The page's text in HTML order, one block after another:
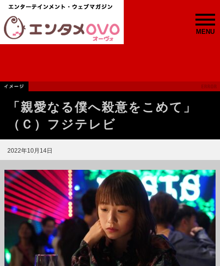
MENU
「親愛なる僕へ殺意をこめて」
（Ｃ）フジテレビ
2022年10月14日